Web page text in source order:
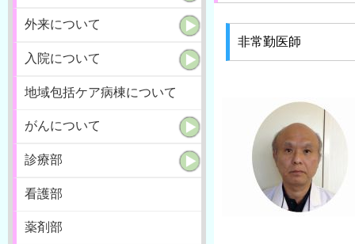
外来について
入院について
地域包括ケア病棟について
がんについて
診療部
看護部
薬剤部
非常勤医師